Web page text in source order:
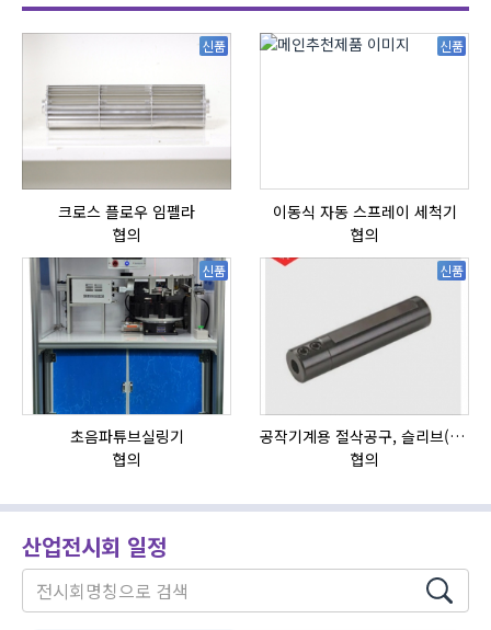
신품
크로스 플로우 임펠라
협의
신품
이동식 자동 스프레이 세척기
협의
신품
초음파튜브실링기
협의
신품
공작기계용 절삭공구, 슬리브(SLEEVE)
협의
산업전시회 일정